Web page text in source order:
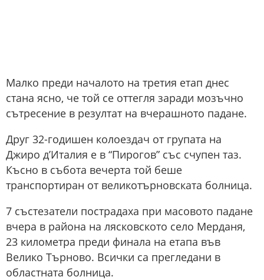
Малко преди началото на третия етап днес
стана ясно, че той се оттегля заради мозъчно
сътресение в резултат на вчерашното падане.
Друг 32-годишен колоездач от групата на
Джиро д’Италия e в “Пирогов” със счупен таз.
Късно в събота вечерта той беше
транспортиран от великотърновската болница.
7 състезатели пострадаха при масовото падане
вчера в района на лясковското село Мерданя,
23 километра преди финала на етапа във
Велико Търново. Всички са прегледани в
областната болница.